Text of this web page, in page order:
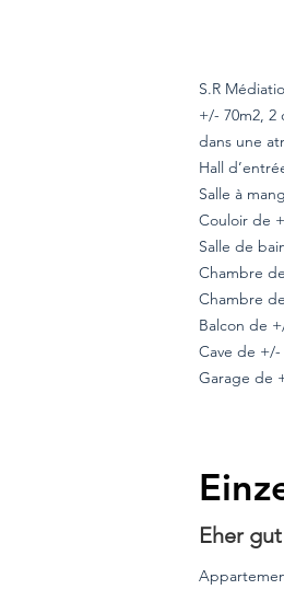
S.R
+/- 70m2, 2
dans une
Hall
Salle à
Couloir de
Salle de
Chambre
Chambre
Balcon de
Cave de +/-
Garage de
Eher gut